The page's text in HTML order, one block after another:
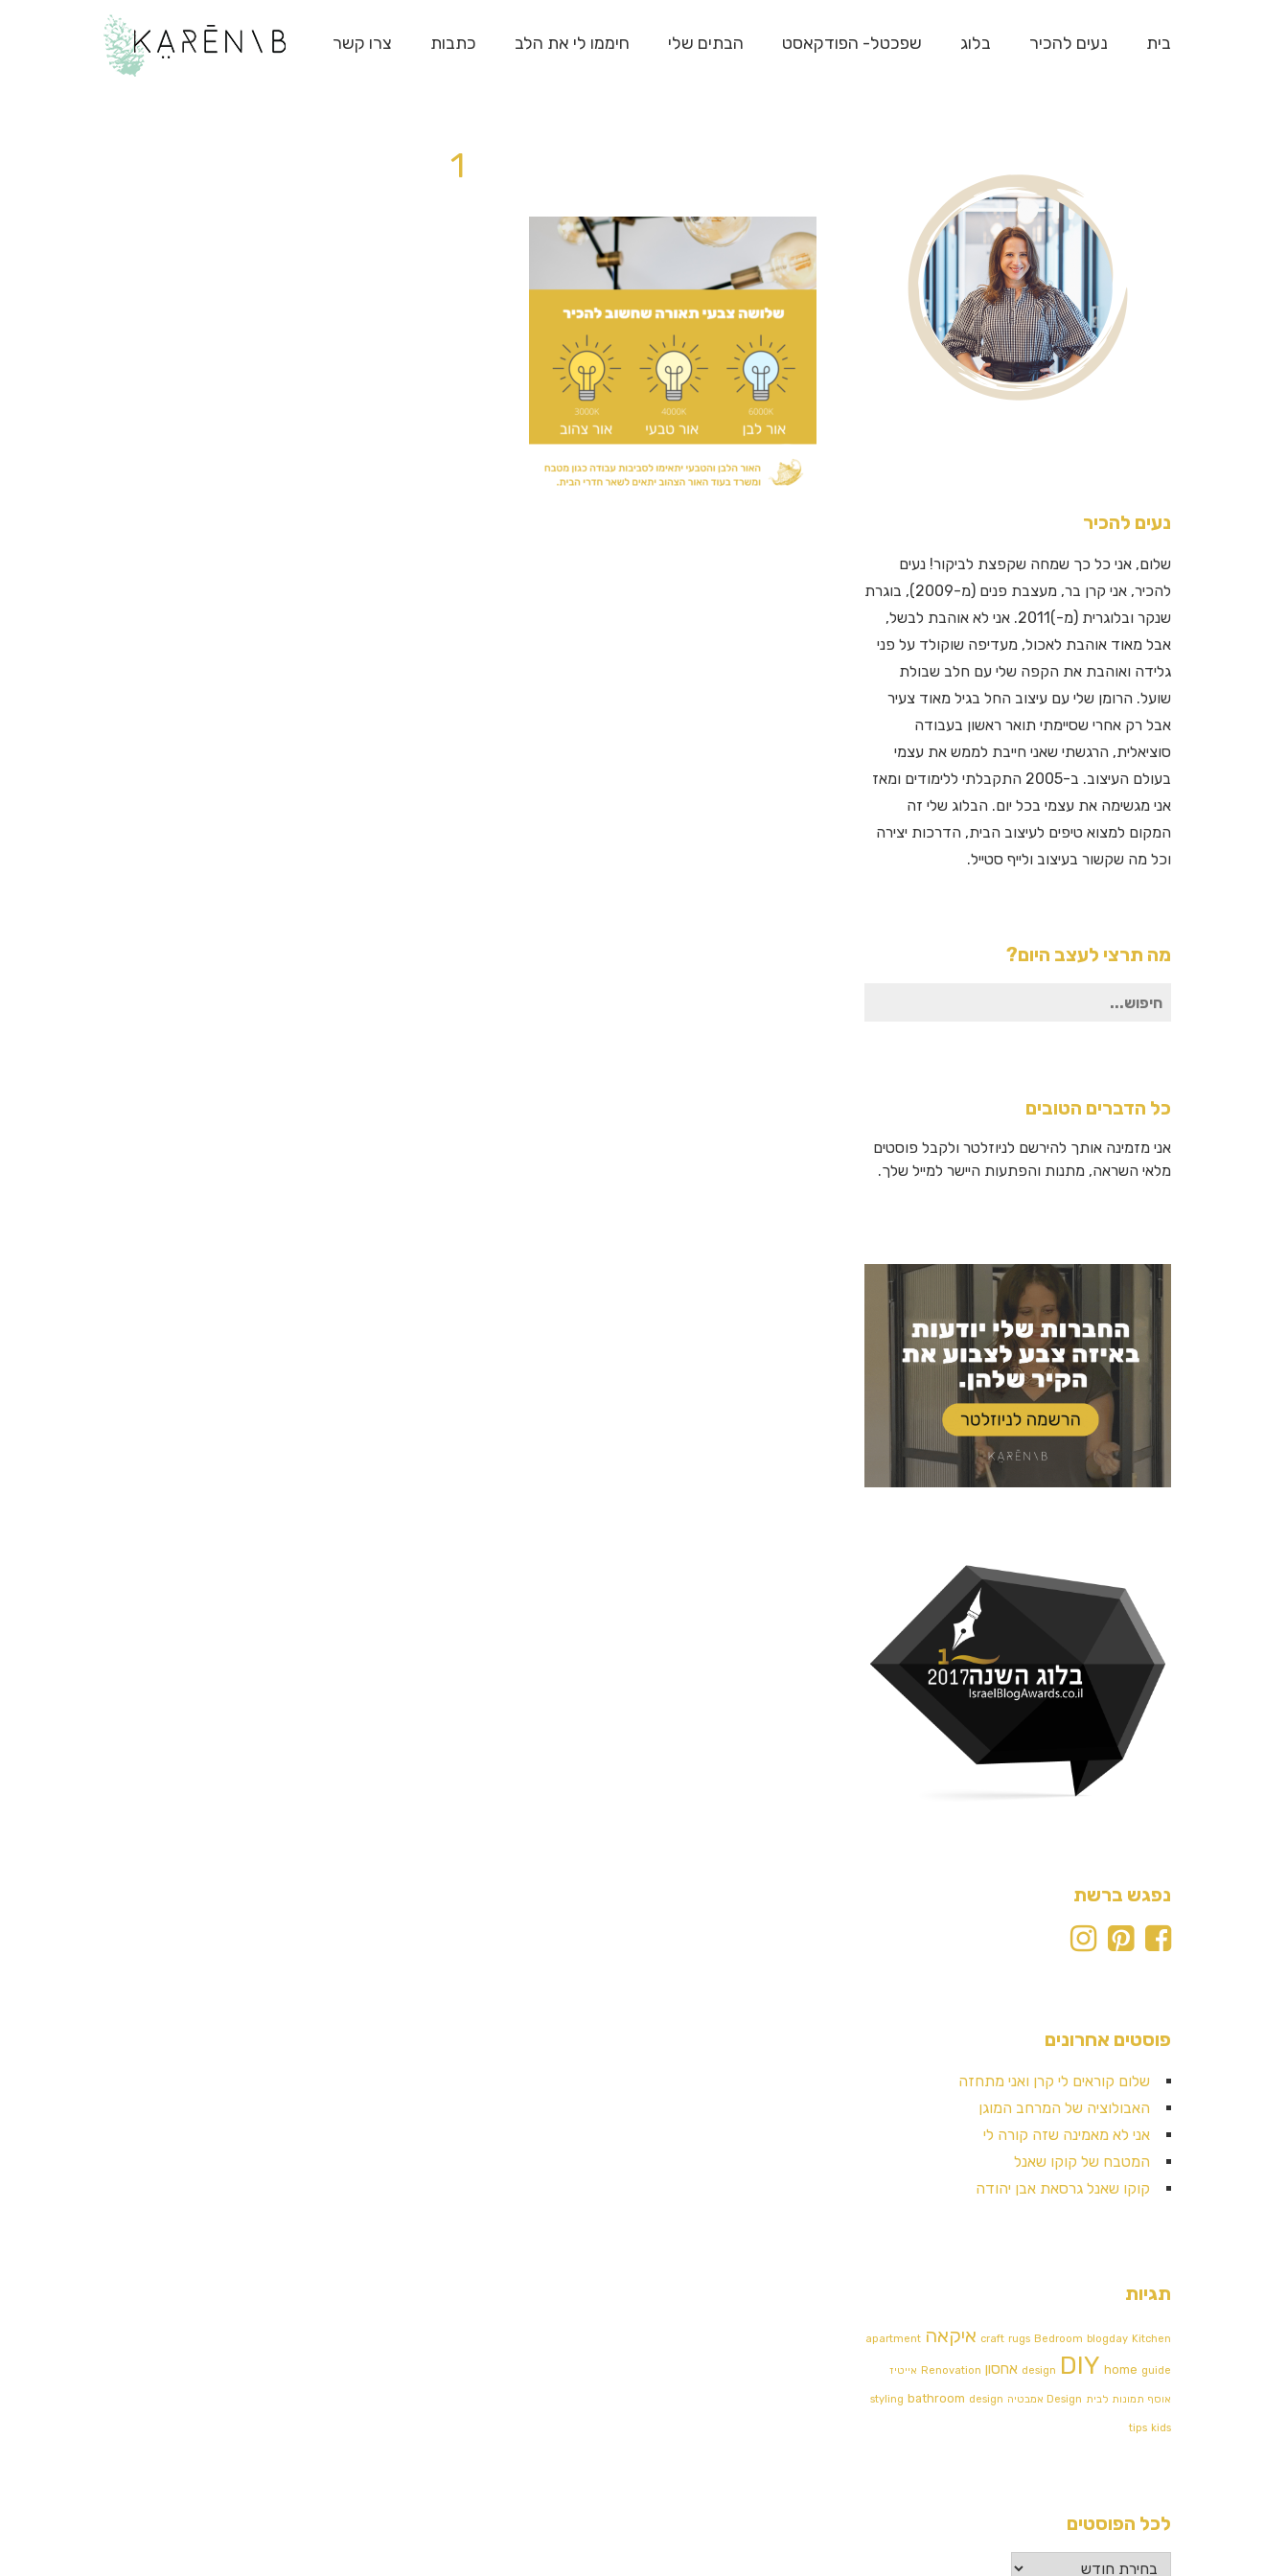
בית נעים להכיר בלוג שפכטל- הפודקאסט הבתים שלי חיממו לי את הלב כתבות צרו קשר
1
נעים להכיר
שלום, אני כל כך שמחה שקפצת לביקור! נעים
להכיר, אני קרן בר, מעצבת פנים (מ-2009), בוגרת
שנקר ובלוגרית (מ-)2011. אני לא אוהבת לבשל,
אבל מאוד אוהבת לאכול, מעדיפה שוקולד על פני
גלידה ואוהבת את הקפה שלי עם חלב שבולת
שועל. הרומן שלי עם עיצוב החל בגיל מאוד צעיר
אבל רק אחרי שסיימתי תואר ראשון בעבודה
סוציאלית, הרגשתי שאני חייבת לממש את עצמי
בעולם העיצוב. ב-2005 התקבלתי ללימודים ומאז
אני מגשימה את עצמי בכל יום. הבלוג שלי זה
המקום למצוא טיפים לעיצוב הבית, הדרכות יצירה
וכל מה שקשור בעיצוב ולייף סטייל.
מה תרצי לעצב היום?
חיפוש
כל הדברים הטובים
אני מזמינה אותך להירשם לניוזלטר ולקבל פוסטים
מלאי השראה, מתנות והפתעות היישר למייל שלך.
נפגש ברשת
פוסטים אחרונים
שלום קוראים לי קרן ואני מתחזה
האבולוציה של המרחב המוגן
אני לא מאמינה שזה קורה לי
המטבח של קוקו שאנל
קוקו שאנל גרסאת אבן יהודה
תגיות
craft rugs Bedroom blogday Kitchen איקאה apartment
design DIY home guide אחסון Renovation אייטיז
אוסף תמונות לבית Design אמבטיה styling bathroom design
tips kids
לכל הפוסטים
לכל